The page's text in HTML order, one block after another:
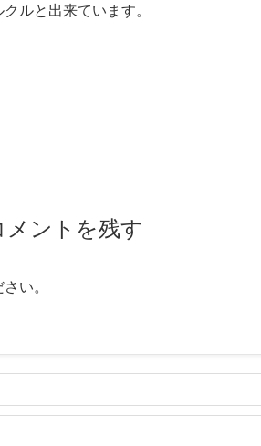
ルと出来ています。
メントを残す
い。